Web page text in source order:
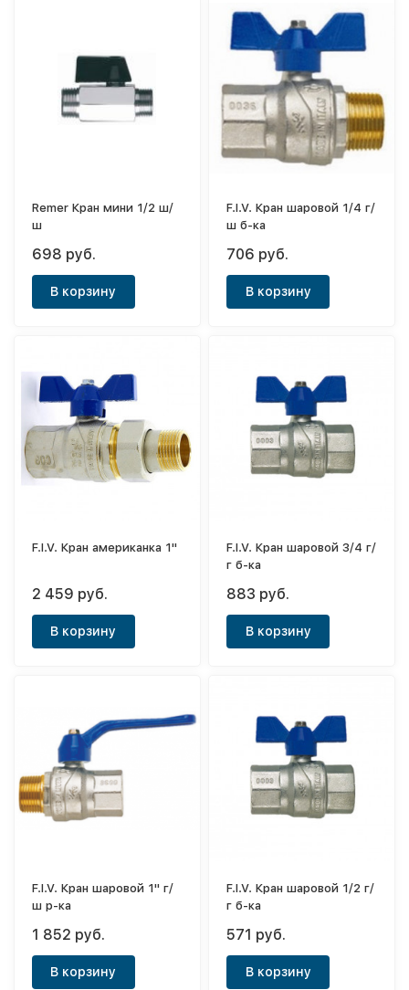
Remer Кран мини 1/2 ш/
ш
698 руб.
В корзину
F.I.V. Кран шаровой 1/4 г/
ш б-ка
706 руб.
В корзину
F.I.V. Кран американка 1"
2 459 руб.
В корзину
F.I.V. Кран шаровой 3/4 г/
г б-ка
883 руб.
В корзину
F.I.V. Кран шаровой 1" г/
ш р-ка
1 852 руб.
В корзину
F.I.V. Кран шаровой 1/2 г/
г б-ка
571 руб.
В корзину